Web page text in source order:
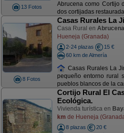
13 Fotos
Abrucena como Cortijo
dos cortijadas
8 Fotos
Casas Rurales La
Casa Rural en Abrucena
Hueneja (Granada)
2-24 plazas
15 €
60 km de Almería
Casas Rurales La
pequeño entorno rural
pueblos blancos de la
Cortijo Rural El
Ecológica.
Vivienda turística en
km de Hueneja
8 plazas
20 €